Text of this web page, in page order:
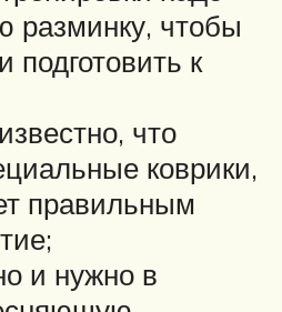
разминку, чтобы
подготовить к
что
коврики,
правильным
и нужно в